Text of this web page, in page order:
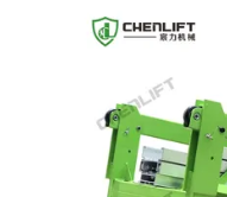
NOUVELLES
DEMANDEZ
UN DEVIS